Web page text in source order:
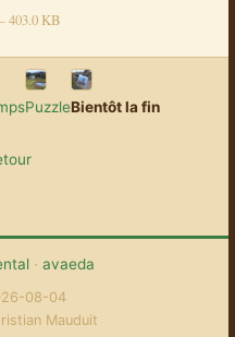
403.0 KB
PuzzleBientôt la fin
· avaeda
08-04
Mauduit